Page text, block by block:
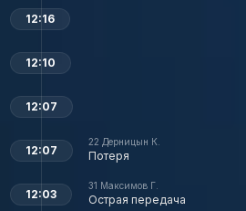
12:16
12:10
12:07
22 Дерницын К.
Потеря
12:07
31 Максимов Г.
Острая передача
12:03